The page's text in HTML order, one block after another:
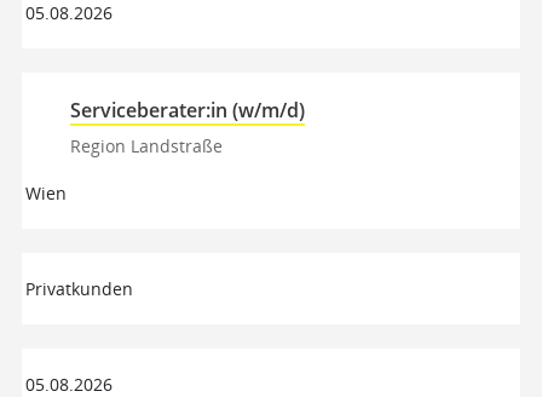
05.08.2026
Serviceberater:in (w/m/d)
Region Landstraße
Wien
Privatkunden
05.08.2026